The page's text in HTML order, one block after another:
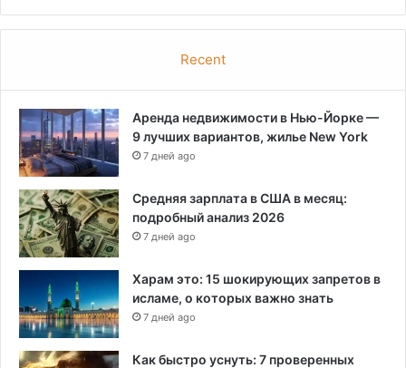
Recent
Аренда недвижимости в Нью-Йорке —
9 лучших вариантов, жилье New York
7 дней ago
Средняя зарплата в США в месяц:
подробный анализ 2026
7 дней ago
Харам это: 15 шокирующих запретов в
исламе, о которых важно знать
7 дней ago
Как быстро уснуть: 7 проверенных